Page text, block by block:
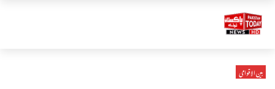
بین الاقوامی